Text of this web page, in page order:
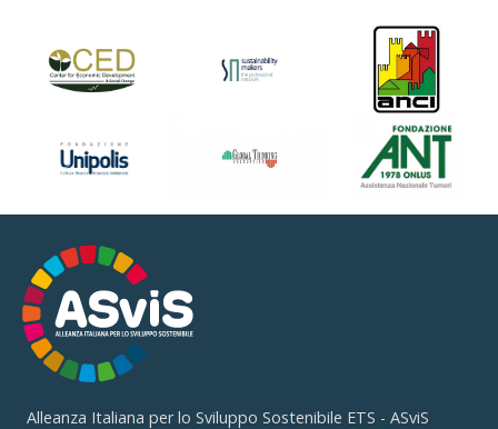
Alleanza Italiana per lo Sviluppo Sostenibile ETS - ASviS